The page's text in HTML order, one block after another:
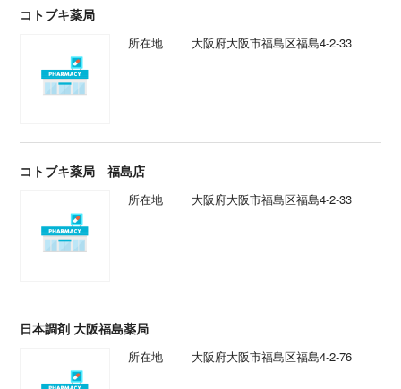
コトブキ薬局
所在地 大阪府大阪市福島区福島4-2-33
コトブキ薬局 福島店
所在地 大阪府大阪市福島区福島4-2-33
日本調剤 大阪福島薬局
所在地 大阪府大阪市福島区福島4-2-76